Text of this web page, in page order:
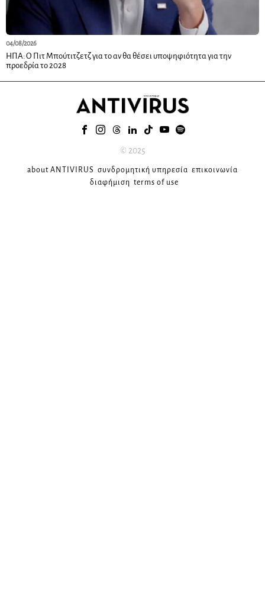
04/08/2026
ΗΠΑ: Ο Πιτ Μπούτιτζετζ για το αν θα θέσει υποψηφιότητα για την
προεδρία το 2028
© 2025
about ANTIVIRUS συνδρομητική υπηρεσία επικοινωνία
διαφήμιση terms of use